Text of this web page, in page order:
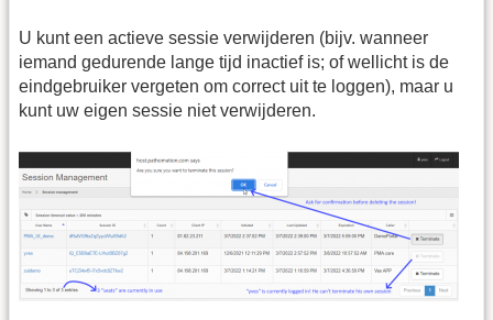
U kunt een actieve sessie verwijderen (bijv. wanneer
iemand gedurende lange tijd inactief is; of wellicht is de
eindgebruiker vergeten om correct uit te loggen), maar u
kunt uw eigen sessie niet verwijderen.